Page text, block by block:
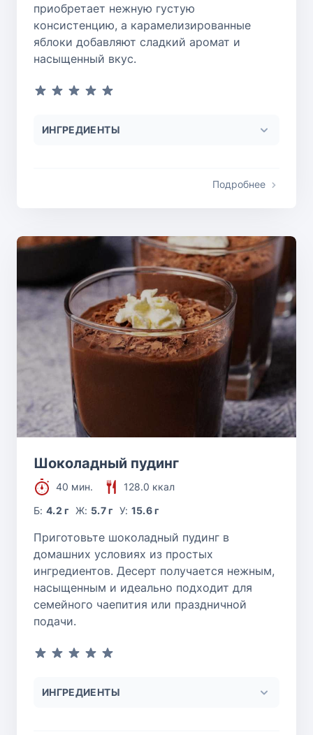
приобретает нежную густую
консистенцию, а карамелизированные
яблоки добавляют сладкий аромат и
насыщенный вкус.
ИНГРЕДИЕНТЫ
Подробнее
Шоколадный пудинг
40 мин.
128.0 ккал
Б:4.2 г Ж: 5.7 г У: 15.6 г
Приготовьте шоколадный пудинг в
домашних условиях из простых
ингредиентов. Десерт получается нежным,
насыщенным и идеально подходит для
семейного чаепития или праздничной
подачи.
ИНГРЕДИЕНТЫ